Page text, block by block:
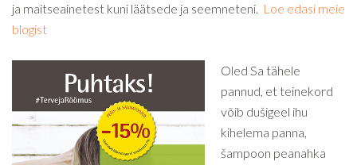
ja maitseainetest kuni läätsede ja seemneteni. Loe edasi meie
blogist
Oled Sa tähele
pannud, et teinekord
võib dušigeel ihu
kihelema panna,
šampoon peanahka